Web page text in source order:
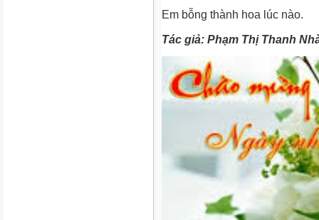
Em bỗng thành hoa lúc nào.
Tác giả: Phạm Thị Thanh